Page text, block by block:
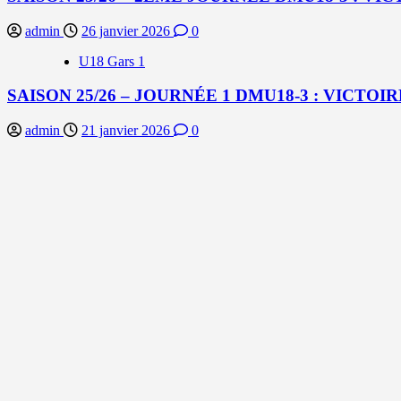
admin 26 janvier 2026
0
U18 Gars 1
SAISON 25/26 – JOURNÉE 1 DMU18-3 :
admin 21 janvier 2026 0